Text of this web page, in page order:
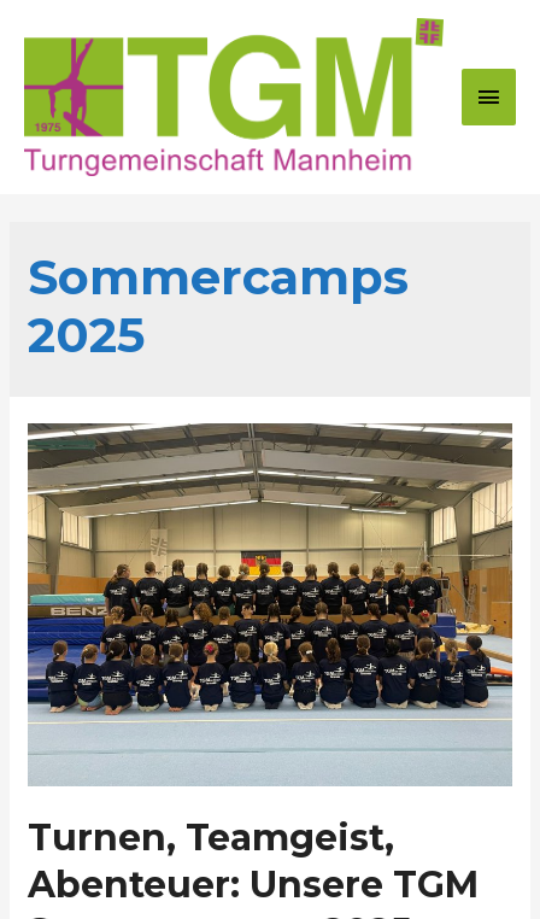
Inhalt
Sommercamps
2025
Turnen, Teamgeist,
Abenteuer: Unsere TGM